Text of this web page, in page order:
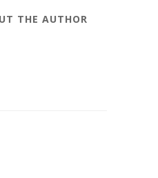
THE AUTHOR